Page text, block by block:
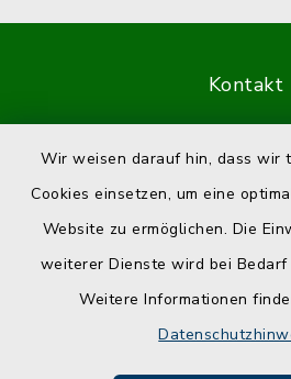
Wir weisen darauf hin, dass wir
Cookies einsetzen, um eine
Website zu ermöglichen. Die
weiterer Dienste wird bei
Weitere Informationen
Kontakt
Sitemap
Cookie-